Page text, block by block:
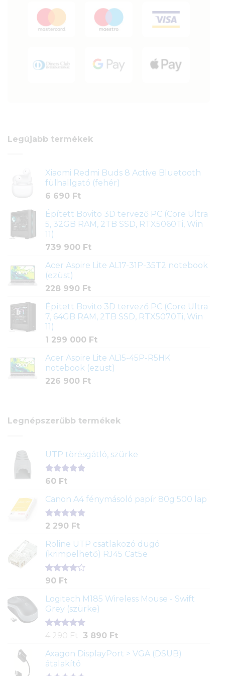
Legújabb termékek
Xiaomi Redmi Buds 8 Active Bluetooth
fülhallgató (fehér)
6 690 Ft
Épített Bovito 3D tervező PC (Core Ultra
5, 32GB RAM, 2TB SSD, RTX5060Ti, Win
11)
739 900 Ft
Acer Aspire Lite AL17-31P-35T2 notebook
(ezüst)
228 990 Ft
Épített Bovito 3D tervező PC (Core Ultra
7, 64GB RAM, 2TB SSD, RTX5070Ti, Win
11)
1 299 000 Ft
Acer Aspire Lite AL15-45P-R5HK
notebook (ezüst)
226 900 Ft
Legnépszerűbb termékek
UTP törésgátló, szürke
Értékelés
ből,
1
értékelés
alapján
60 Ft
Canon A4 fénymásoló papír 80g 500 lap
Értékelés
ből,
2
értékelés
alapján
2 290 Ft
Roline UTP csatlakozó dugó
(krimpelhető) RJ45 Cat5e
Értékelés
5-ből,
2
értékelés
alapján
90 Ft
Logitech M185 Wireless Mouse - Swift
Grey (szürke)
Értékelés
ből,
1
értékelés
alapján
4 290 Ft
Original
was:
3 890 FtCurrent
is:
Axagon DisplayPort > VGA (DSUB)
átalakító